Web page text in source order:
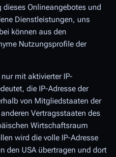
Onlineangebotes und
Dienstleistungen, uns
können aus den
Nutzungsprofile der
mit aktivierter IP-
die IP-Adresse der
von Mitgliedstaaten der
Vertragsstaaten des
Wirtschaftsraum
wird die volle IP-Adresse
den USA übertragen und dort